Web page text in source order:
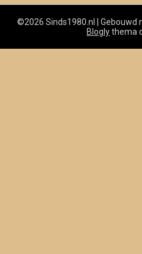
©2026 Sinds1980.nl |
Bloglythema